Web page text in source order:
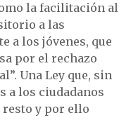
la facilitación al
a las
a los jóvenes, que
por el rechazo
Una Ley que, sin
a los ciudadanos
y por ello